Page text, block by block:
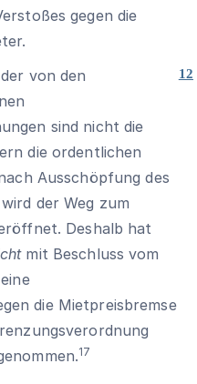
gegen die
12
von den
sind nicht die
die ordentlichen
Ausschöpfung des
der Weg zum
Deshalb hat
mit Beschluss vom
die Mietpreisbremse
17